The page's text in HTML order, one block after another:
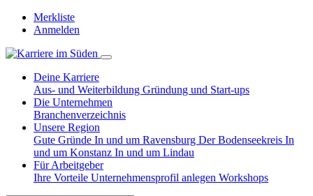
Merkliste
Anmelden
Deine Karriere
Aus- und Weiterbildung Gründung und Start-ups
Die Unternehmen
Branchenverzeichnis
Unsere Region
Gute Gründe In und um Ravensburg Der Bodenseekreis In
und um Konstanz In und um Lindau
Für Arbeitgeber
Ihre Vorteile Unternehmensprofil anlegen Workshops